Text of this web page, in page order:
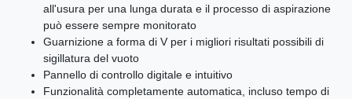
all'usura per una lunga durata e il processo di aspirazione
può essere sempre monitorato
Guarnizione a forma di V per i migliori risultati possibili di
sigillatura del vuoto
Pannello di controllo digitale e intuitivo
Funzionalità completamente automatica, incluso tempo di